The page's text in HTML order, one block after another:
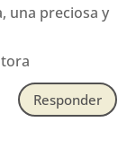
una preciosa y
Responder